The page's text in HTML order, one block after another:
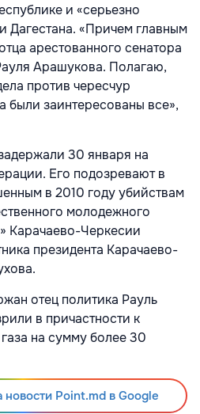
и «серьезно
Дагестана. «Причем главным
арестованного сенатора
Арашукова. Полагаю,
против чересчур
были заинтересованы все»,
30 января на
Его подозревают в
в 2010 году убийствам
молодежного
Карачаево-Черкесии
президента Карачаево-
отец политика Рауль
в причастности к
на сумму более 30
Point.md в Google